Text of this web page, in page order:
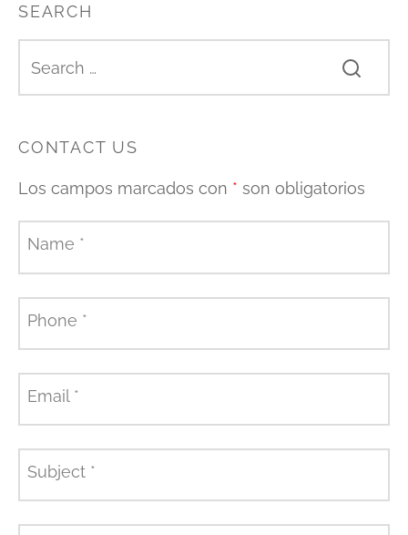
SEARCH
CONTACT US
Los campos marcados con * son obligatorios
Name *
Phone *
Email *
Subject *